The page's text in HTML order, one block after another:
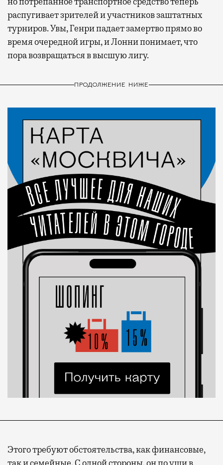
распугивает зрителей и участников заштатных
турниров. Увы, Генри падает замертво прямо во
время очередной игры, и Лонни понимает, что
пора возвращаться в высшую лигу.
ПРОДОЛЖЕНИЕ НИЖЕ
Этого требуют обстоятельства, как финансовые,